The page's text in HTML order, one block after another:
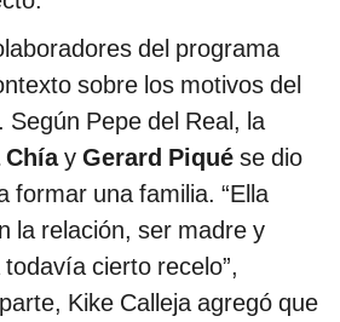
del programa
sobre los motivos del
Según Pepe del Real, la
Chíay Gerard Piqué se dio
formar una familia. “Ella
la relación, ser madre y
cierto recelo”,
Kike Calleja agregó que